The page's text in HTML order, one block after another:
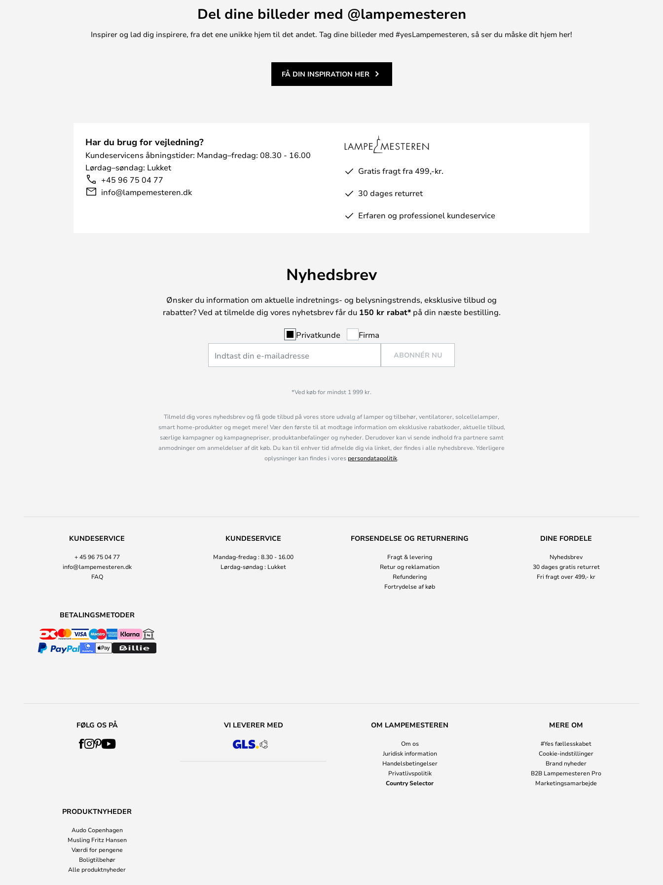
Bemærk, at udførelsen i guld kun anbefales til indendørs brug.
Bemærk, at denne lampe er udstyret med en Kelvin-kontakt, der
giver dig mulighed for at vælge mellem 2700K og 3000K, så du kan
Del dine billeder med @lampemesteren
Inspirer og lad dig inspirere, fra det ene unikke hjem til det andet. Tag dine billeder med #yesLampemesteren, så ser du måske dit hjem her!
FÅ DIN INSPIRATION HER
Har du brug for vejledning?
Kundeservicens åbningstider: Mandag–fredag: 08.30 - 16.00
Lørdag–søndag: Lukket
+45 96 75 04 77
info@lampemesteren.dk
Gratis fragt fra 499,-kr.
30 dages returret
Erfaren og professionel kundeservice
Nyhedsbrev
Ønsker du information om aktuelle indretnings- og belysningstrends, eksklusive tilbud og
rabatter? Ved at tilmelde dig vores nyhetsbrev får du 150 kr rabat*på din næste bestilling.
Privatkunde Firma
ABONNÉR NU
*Ved køb for mindst 1 999 kr.
Tilmeld dig vores nyhedsbrev og få gode tilbud på vores store udvalg af lamper og tilbehør, ventilatorer, solcellelamper,
smart home-produkter og meget mere! Vær den første til at modtage information om eksklusive rabatkoder, aktuelle tilbud,
særlige kampagner og kampagnepriser, produktanbefalinger og nyheder. Derudover kan vi sende indhold fra partnere samt
anmodninger om anmeldelser af dit køb. Du kan til enhver tid afmelde dig via linket, der findes i alle nyhedsbreve. Yderligere
oplysninger kan findes i vores persondatapolitik.
KUNDESERVICE
+ 45 96 75 04 77
info@lampemesteren.dk
FAQ
KUNDESERVICE
Mandag-fredag : 8.30 - 16.00
Lørdag-søndag : Lukket
FORSENDELSE OG RETURNERING
Fragt & levering
Retur og reklamation
Refundering
Fortrydelse af køb
DINE FORDELE
Nyhedsbrev
30 dages gratis returret
Fri fragt over 499,- kr
BETALINGSMETODER
FØLG OS PÅ VI LEVERER MED OM LAMPEMESTEREN
Om os
Juridisk information
Handelsbetingelser
Privatlivspolitik
Country Selector
MERE OM
#Yes fællesskabet
Cookie-indstillinger
Brand nyheder
B2B Lampemesteren Pro
Marketingsamarbejde
PRODUKTNYHEDER
Audo Copenhagen
Musling Fritz Hansen
Værdi for pengene
Boligtilbehør
Alle produktnyheder